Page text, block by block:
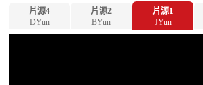
片源4
DYun
片源2
BYun
片源1
JYun